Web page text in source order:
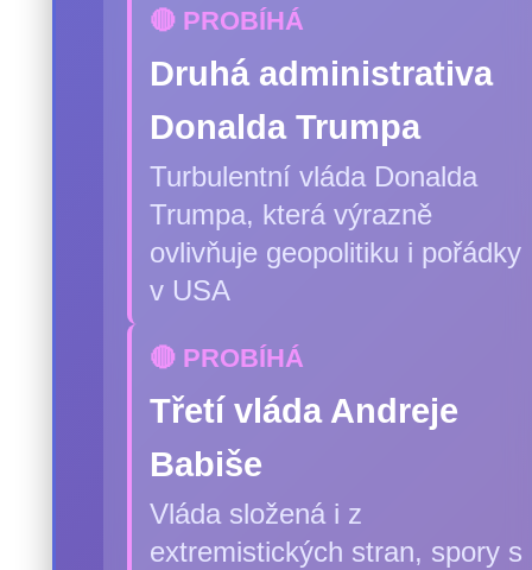
🔴 PROBÍHÁ
Druhá administrativa
Donalda Trumpa
Turbulentní vláda Donalda
Trumpa, která výrazně
ovlivňuje geopolitiku i pořádky
v USA
🔴 PROBÍHÁ
Třetí vláda Andreje
Babiše
Vláda složená i z
extremistických stran, spory s